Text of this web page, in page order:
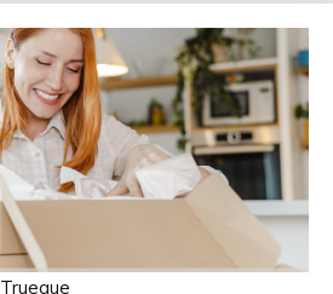
Trueque